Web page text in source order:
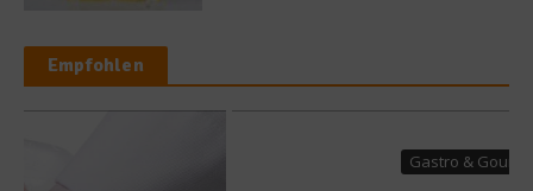
Empfohlen